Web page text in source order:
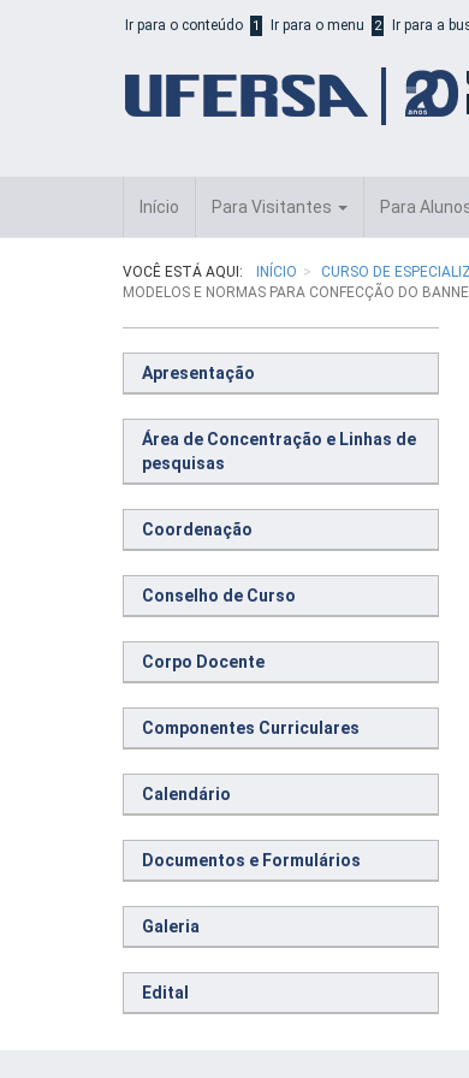
Ir para o conteúdo 1 Ir para o menu 2 Ir para a
Início Para Visitantes Para
VOCÊ ESTÁ AQUI: INÍCIO CURSO DE
MODELOS E NORMAS PARA CONFECÇÃO DO
Apresentação
Área de Concentração e Linhas de
pesquisas
Coordenação
Conselho de Curso
Corpo Docente
Componentes Curriculares
Calendário
Documentos e Formulários
Galeria
Edital